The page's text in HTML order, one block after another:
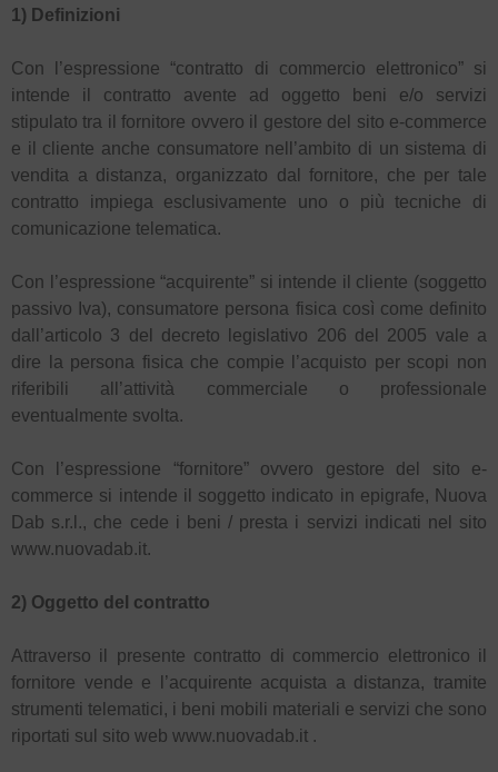
1) Definizioni
Con l’espressione “contratto di commercio elettronico” si
intende il contratto avente ad oggetto beni e/o servizi
stipulato tra il fornitore ovvero il gestore del sito e-commerce
e il cliente anche consumatore nell’ambito di un sistema di
vendita a distanza, organizzato dal fornitore, che per tale
contratto impiega esclusivamente uno o più tecniche di
comunicazione telematica.
Con l’espressione “acquirente” si intende il cliente (soggetto
passivo Iva), consumatore persona fisica così come definito
dall’articolo 3 del decreto legislativo 206 del 2005 vale a
dire la persona fisica che compie l’acquisto per scopi non
riferibili all’attività commerciale o professionale
eventualmente svolta.
Con l’espressione “fornitore” ovvero gestore del sito e-
commerce si intende il soggetto indicato in epigrafe, Nuova
Dab s.r.l., che cede i beni / presta i servizi indicati nel sito
www.nuovadab.it.
2) Oggetto del contratto
Attraverso il presente contratto di commercio elettronico il
fornitore vende e l’acquirente acquista a distanza, tramite
strumenti telematici, i beni mobili materiali e servizi che sono
riportati sul sito web www.nuovadab.it .